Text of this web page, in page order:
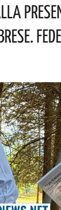
A BATTERIE. I DETTAGLI
L’INTERO TERRITORIO